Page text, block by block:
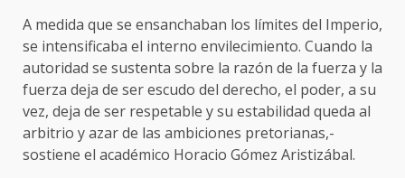
A medida que se ensanchaban los límites del Imperio,
se intensificaba el interno envilecimiento. Cuando la
autoridad se sustenta sobre la razón de la fuerza y la
fuerza deja de ser escudo del derecho, el poder, a su
vez, deja de ser respetable y su estabilidad queda al
arbitrio y azar de las ambiciones pretorianas,-
sostiene el académico Horacio Gómez Aristizábal.